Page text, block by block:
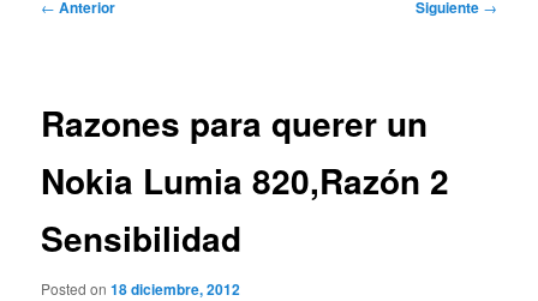
← Anterior Siguiente →
Razones para querer un
Nokia Lumia 820,Razón 2
Sensibilidad
Posted on18 diciembre, 2012